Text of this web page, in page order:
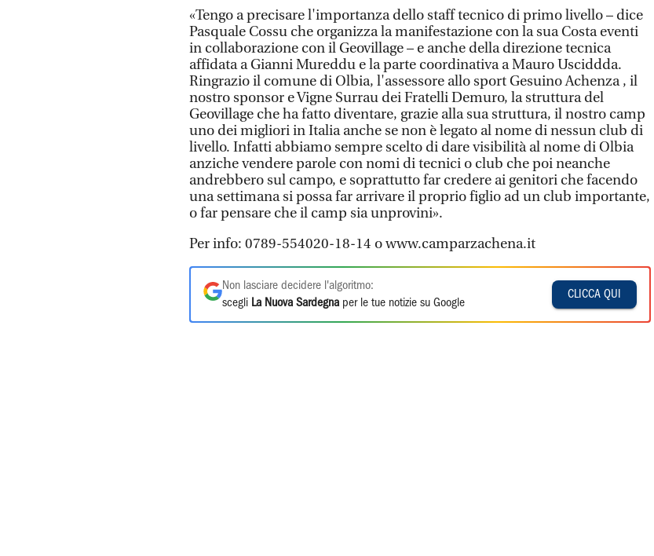
«Tengo a precisare l'importanza dello staff tecnico di primo livello – dice
Pasquale Cossu che organizza la manifestazione con la sua Costa eventi
in collaborazione con il Geovillage – e anche della direzione tecnica
affidata a Gianni Mureddu e la parte coordinativa a Mauro Usciddda.
Ringrazio il comune di Olbia, l'assessore allo sport Gesuino Achenza , il
nostro sponsor e Vigne Surrau dei Fratelli Demuro, la struttura del
Geovillage che ha fatto diventare, grazie alla sua struttura, il nostro camp
uno dei migliori in Italia anche se non è legato al nome di nessun club di
livello. Infatti abbiamo sempre scelto di dare visibilità al nome di Olbia
anziche vendere parole con nomi di tecnici o club che poi neanche
andrebbero sul campo, e soprattutto far credere ai genitori che facendo
una settimana si possa far arrivare il proprio figlio ad un club importante,
o far pensare che il camp sia unprovini».
Per info: 0789-554020-18-14 o www.camparzachena.it
Non lasciare decidere l'algoritmo:
scegli La Nuova Sardegna per le tue notizie su Google
CLICCA QUI